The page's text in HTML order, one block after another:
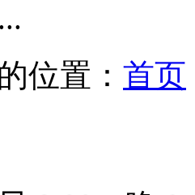
位置： 首页